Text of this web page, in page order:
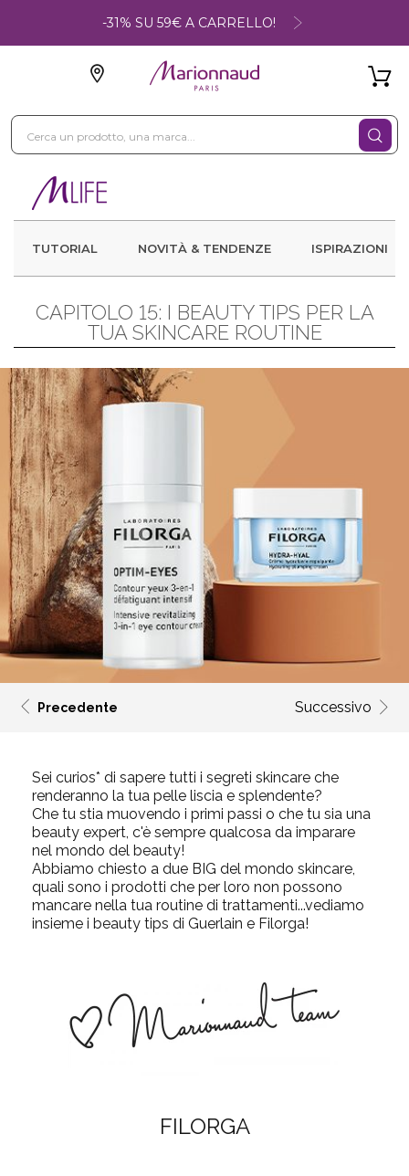
-31% SU 59€ A CARRELLO!
TUTORIAL NOVITÀ & TENDENZE ISPIRAZIONI
CAPITOLO 15: I BEAUTY TIPS PER LA
TUA SKINCARE ROUTINE
Precedente Successivo
Sei curios* di sapere tutti i segreti skincare che
renderanno la tua pelle liscia e splendente?
Che tu stia muovendo i primi passi o che tu sia una
beauty expert, c'è sempre qualcosa da imparare
nel mondo del beauty!
Abbiamo chiesto a due BIG del mondo skincare,
quali sono i prodotti che per loro non possono
mancare nella tua routine di trattamenti...vediamo
insieme i beauty tips di Guerlain e Filorga!
FILORGA